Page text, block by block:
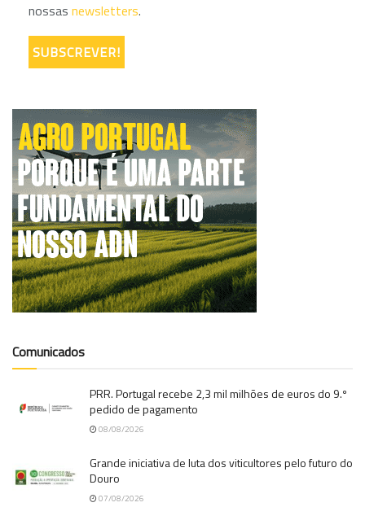
nossas newsletters.
Comunicados
PRR. Portugal recebe 2,3 mil milhões de euros do 9.º
pedido de pagamento
08/08/2026
Grande iniciativa de luta dos viticultores pelo futuro do
Douro
07/08/2026